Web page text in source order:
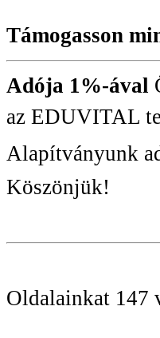
Támogasson
Adója 1%-ával
az EDUVITAL
Alapítványunk
Köszönjük!
Oldalainkat 147